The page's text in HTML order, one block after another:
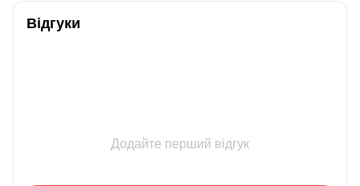
Відгуки
Додайте перший відгук